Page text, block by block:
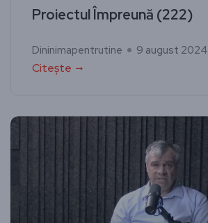
Proiectul Împreună (222)
Dininimapentrutine 9 august 2024
Citește